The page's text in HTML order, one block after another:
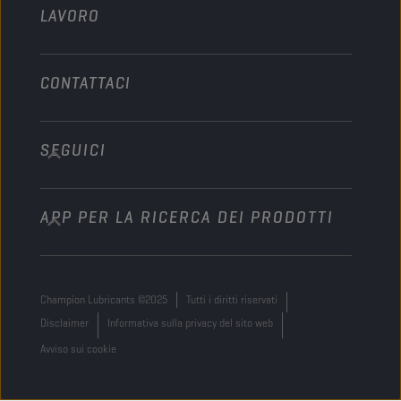
LAVORO
CONTATTACI
info@championlubes.com
+32 3 870 00 20
Georges Gilliotstraat, 52 2620 Hemiksem
SEGUICI
APP PER LA RICERCA DEI PRODOTTI
Champion Lubricants ©2025
Tutti i diritti riservati
Disclaimer
Informativa sulla privacy del sito web
Avviso sui cookie